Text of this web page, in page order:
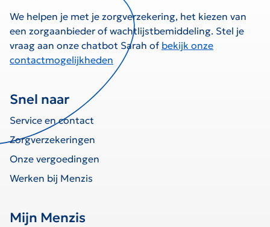
We helpen je met je zorgverzekering, het kiezen van
een zorgaanbieder of wachtlijstbemiddeling. Stel je
vraag aan onze chatbot Sarah of bekijk onze
contactmogelijkheden
Snel naar
Service en contact
Zorgverzekeringen
Onze vergoedingen
Werken bij Menzis
Mijn Menzis